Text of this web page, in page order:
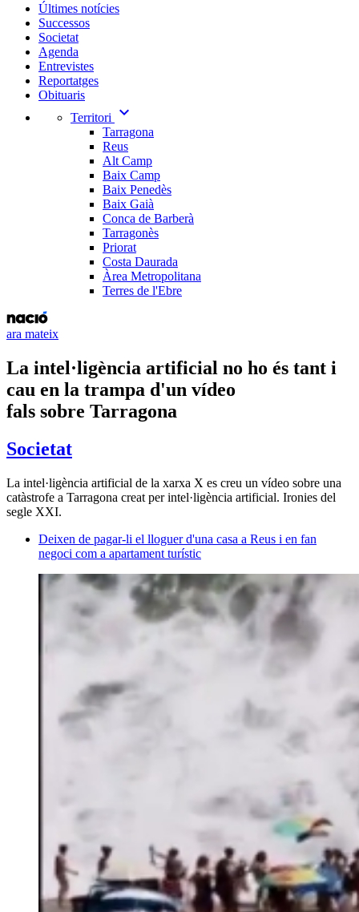
Últimes notícies
Successos
Societat
Agenda
Entrevistes
Reportatges
Obituaris
Territori
expand_more
Tarragona
Reus
Alt Camp
Baix Camp
Baix Penedès
Baix Gaià
Conca de Barberà
Tarragonès
Priorat
Costa Daurada
Àrea Metropolitana
Terres de l'Ebre
ara mateix
La intel·ligència artificial no ho és tant i
cau en la trampa d'un vídeo
fals sobre Tarragona
Societat
La intel·ligència artificial de la xarxa X es creu un vídeo sobre una
catàstrofe a Tarragona creat per intel·ligència artificial. Ironies del
segle XXI.
Deixen de pagar-li el lloguer d'una casa a Reus i en fan
negoci com a apartament turístic